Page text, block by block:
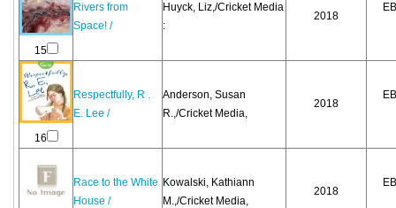
15
Rivers from
Space! /
Huyck, Liz,/Cricket Media
:
2018
16
Respectfully, R .
E. Lee /
Anderson, Susan
R.,/Cricket Media,
2018
Race to the White
House /
Kowalski, Kathiann
M.,/Cricket Media,
2018